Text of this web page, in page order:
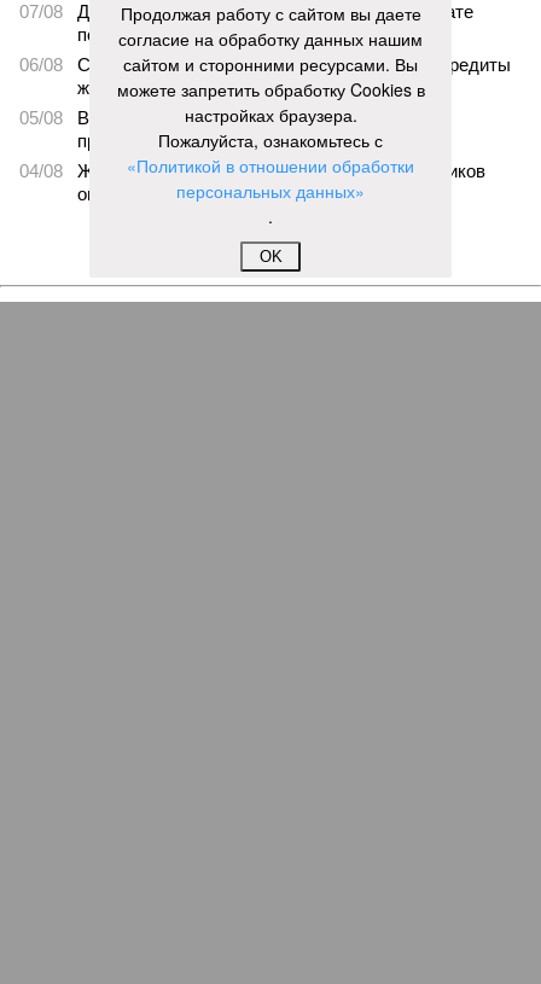
07/08
Два предприятия выплатили долги по зарплате
после вмешательства прокуратуры
06/08
Суд аннулировал ошибочно оформленные кредиты
жителя Чебоксар
05/08
В Чебоксарах снесут 46 строений рядом с
проблемной «Кувшинкой»
04/08
Житель Екатеринбурга по указанию мошенников
ограбил квартиру в Чебоксарах
ЕЩЕ НОВОСТИ
Продолжая работу с сайтом вы даете
согласие на обработку данных нашим
сайтом и сторонними ресурсами. Вы
можете запретить обработку Cookies в
настройках браузера.
Пожалуйста, ознакомьтесь с
«Политикой в отношении обработки
персональных данных»
.
OK